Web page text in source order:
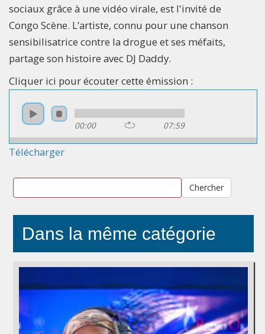
sociaux grâce à une vidéo virale, est l'invité de
Congo Scène. L’artiste, connu pour une chanson
sensibilisatrice contre la drogue et ses méfaits,
partage son histoire avec DJ Daddy.
Cliquer ici pour écouter cette émission :
00:00 07:59
Télécharger
Chercher
Dans la même catégorie